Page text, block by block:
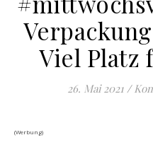
Viel Platz
26. Mai 2021 /
(Werbung)